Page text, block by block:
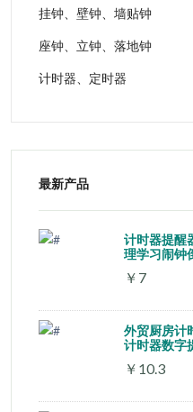
挂钟、壁钟、墙贴钟
座钟、立钟、落地钟
计时器、定时器
最新产品
计时器提醒
理学习闹钟
￥7
外贸厨房计
计时器数字
￥10.3